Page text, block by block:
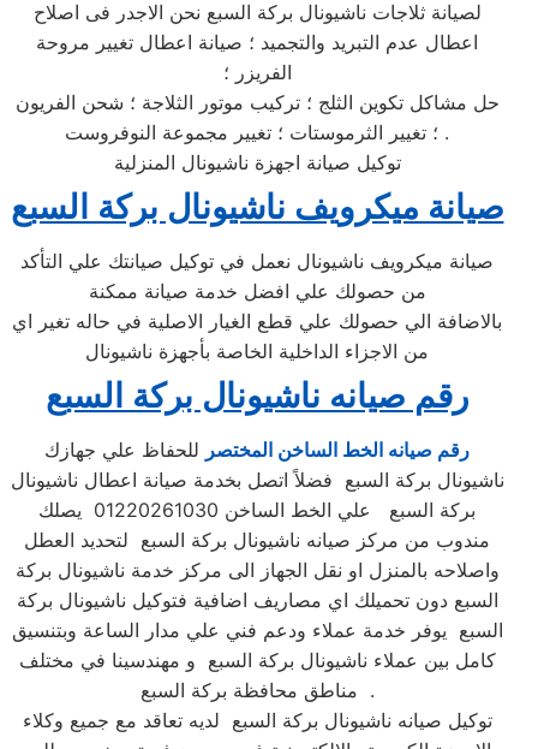
لصيانة ثلاجات ناشيونال بركة السبع نحن الاجدر فى اصلاح
اعطال عدم التبريد والتجميد ؛ صيانة اعطال تغيير مروحة
الفريزر ؛
حل مشاكل تكوين الثلج ؛ تركيب موتور الثلاجة ؛ شحن الفريون
؛ تغيير الثرموستات ؛ تغيير مجموعة النوفروست .
توكيل صيانة اجهزة ناشيونال المنزلية
صيانة ميكرويف ناشيونال بركة السبع
صيانة ميكرويف ناشيونال نعمل في توكيل صيانتك علي التأكد
من حصولك علي افضل خدمة صيانة ممكنة
بالاضافة الي حصولك علي قطع الغيار الاصلية في حاله تغير اي
من الاجزاء الداخلية الخاصة بأجهزة ناشيونال
رقم صيانه ناشيونال بركة السبع
رقم صيانه الخط الساخن المختصر للحفاظ علي جهازك
ناشيونال بركة السبع فضلاً اتصل بخدمة صيانة اعطال ناشيونال
بركة السبع علي الخط الساخن 01220261030 يصلك
مندوب من مركز صيانه ناشيونال بركة السبع لتحديد العطل
واصلاحه بالمنزل او نقل الجهاز الى مركز خدمة ناشيونال بركة
السبع دون تحميلك اي مصاريف اضافية فتوكيل ناشيونال بركة
السبع يوفر خدمة عملاء ودعم فني علي مدار الساعة وبتنسيق
كامل بين عملاء ناشيونال بركة السبع و مهندسينا في مختلف
مناطق محافظة بركة السبع .
توكيل صيانه ناشيونال بركة السبع لديه تعاقد مع جميع وكلاء